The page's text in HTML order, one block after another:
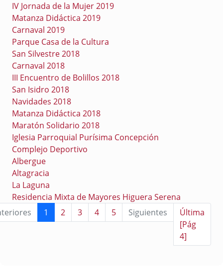
IV Jornada de la Mujer 2019
Matanza Didáctica 2019
Carnaval 2019
Parque Casa de la Cultura
San Silvestre 2018
Carnaval 2018
III Encuentro de Bolillos 2018
San Isidro 2018
Navidades 2018
Matanza Didáctica 2018
Maratón Solidario 2018
Iglesia Parroquial Purísima Concepción
Complejo Deportivo
Albergue
Altagracia
La Laguna
Residencia Mixta de Mayores Higuera Serena
1 2 3 4 5 Siguientes
Última
[Pág
4]